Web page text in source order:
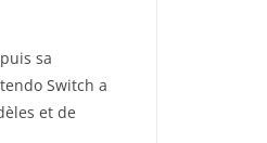
sa
Switch a
et de